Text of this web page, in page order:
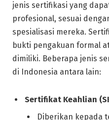
jenis sertifikasi yang
profesional, sesuai
spesialisasi mereka.
bukti pengakuan formal
dimiliki. Beberapa jenis
di Indonesia antara lain:
Sertifikat Keahlian
Diberikan kepada